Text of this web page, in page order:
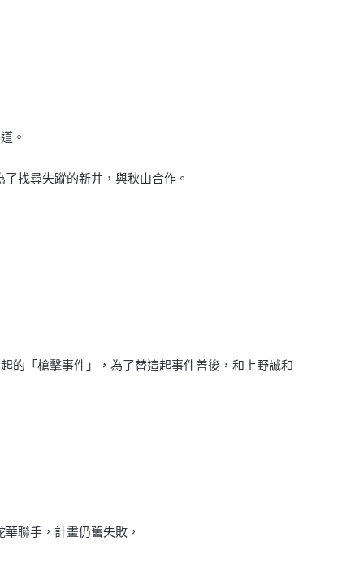
。
找尋失蹤的新井，與秋山合作。
的「槍擊事件」，為了替這起事件善後，和上野誠和
聯手，計畫仍舊失敗，